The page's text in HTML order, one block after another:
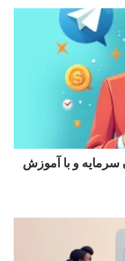
سرمایه و با آموزش